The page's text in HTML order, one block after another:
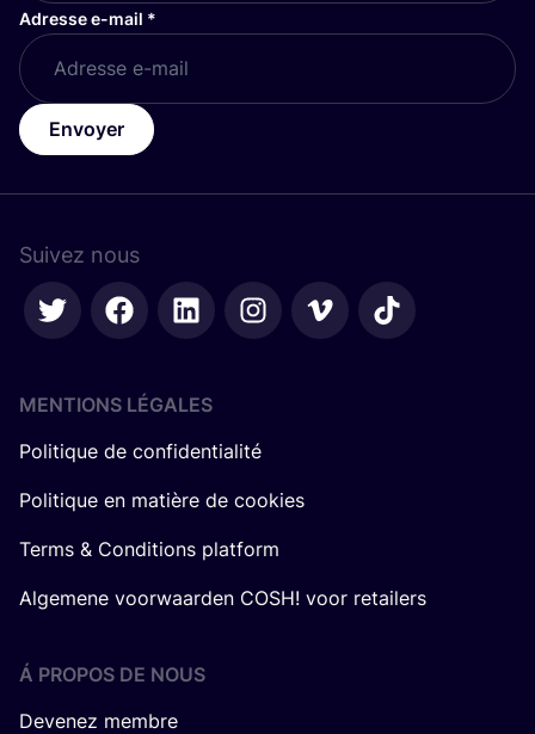
Adresse e-mail *
Envoyer
Suivez nous
MENTIONS LÉGALES
Politique de confidentialité
Politique en matière de cookies
Terms & Conditions platform
Algemene voorwaarden COSH! voor retailers
Á PROPOS DE NOUS
Devenez membre